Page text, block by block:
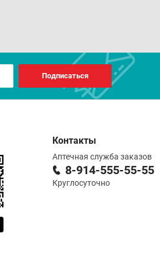
Подписаться
Контакты
Аптечная служба заказов
8-914-555-55-55
Круглосуточно